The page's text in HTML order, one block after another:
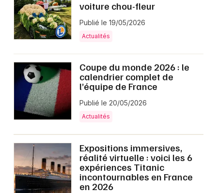
voiture chou-fleur
Publié le 19/05/2026
Actualités
Coupe du monde 2026 : le
calendrier complet de
l’équipe de France
Publié le 20/05/2026
Actualités
Expositions immersives,
réalité virtuelle : voici les 6
expériences Titanic
incontournables en France
en 2026